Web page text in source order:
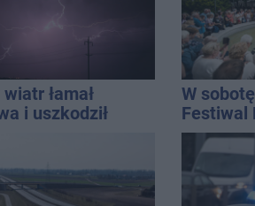
łamał
i uszkodził
W
Festiwal